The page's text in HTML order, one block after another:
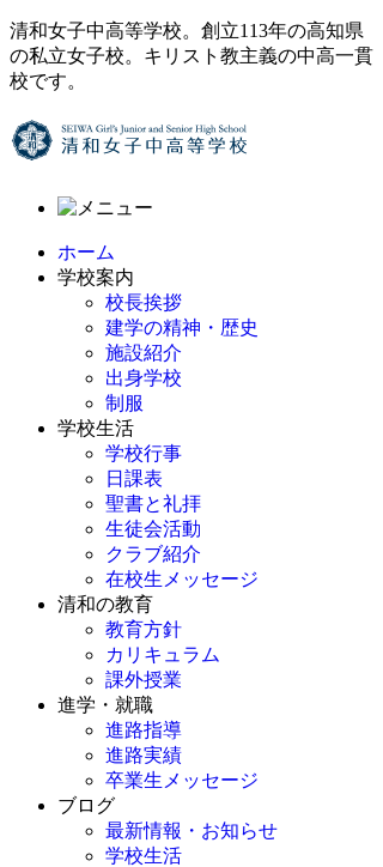
清和女子中高等学校。創立113年の高知県
の私立女子校。キリスト教主義の中高一貫
校です。
ホーム
学校案内
校長挨拶
建学の精神・歴史
施設紹介
出身学校
制服
学校生活
学校行事
日課表
聖書と礼拝
生徒会活動
クラブ紹介
在校生メッセージ
清和の教育
教育方針
カリキュラム
課外授業
進学・就職
進路指導
進路実績
卒業生メッセージ
ブログ
最新情報・お知らせ
学校生活